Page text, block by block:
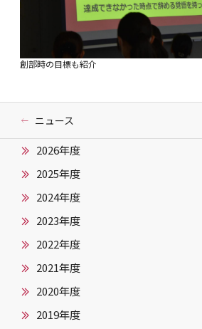
創部時の目標も紹介
ニュース
2026年度
2025年度
2024年度
2023年度
2022年度
2021年度
2020年度
2019年度